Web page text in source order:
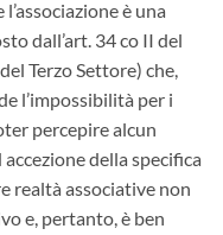
è una
dall’art. 34 co II del
Terzo Settore) che,
l’impossibilità per i
percepire alcun
della specifica
realtà associative non
e, pertanto, è ben